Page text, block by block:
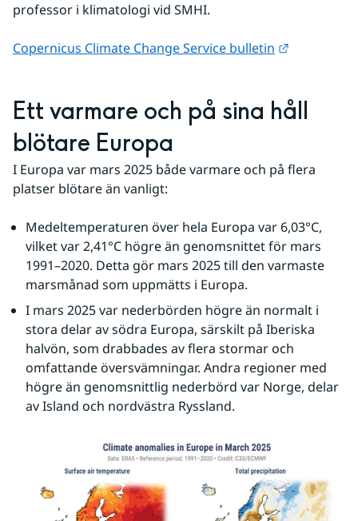
professor i klimatologi vid SMHI.
Copernicus Climate Change Service bulletin
Ett varmare och på sina håll
blötare Europa
I Europa var mars 2025 både varmare och på flera
platser blötare än vanligt:
Medeltemperaturen över hela Europa var 6,03°C,
vilket var 2,41°C högre än genomsnittet för mars
1991–2020. Detta gör mars 2025 till den varmaste
marsmånad som uppmätts i Europa.
I mars 2025 var nederbörden högre än normalt i
stora delar av södra Europa, särskilt på Iberiska
halvön, som drabbades av flera stormar och
omfattande översvämningar. Andra regioner med
högre än genomsnittlig nederbörd var Norge, delar
av Island och nordvästra Ryssland.